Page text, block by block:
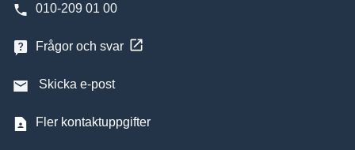
010-209 01 00
Frågor och svar
Skicka e-post
Fler kontaktuppgifter